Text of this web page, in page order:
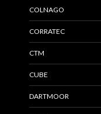
COLNAGO
CORRATEC
CTM
CUBE
DARTMOOR